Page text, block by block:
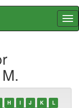
H I J K
L